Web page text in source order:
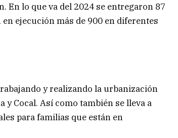
En lo que va del 2024 se entregaron 87
ejecución más de 900 en diferentes
y realizando la urbanización
Cocal. Así como también se lleva a
para familias que están en